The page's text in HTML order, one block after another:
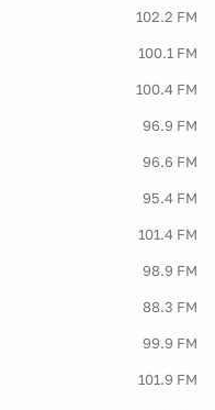
102.2 FM
100.1 FM
100.4 FM
96.9 FM
96.6 FM
95.4 FM
101.4 FM
98.9 FM
88.3 FM
99.9 FM
101.9 FM